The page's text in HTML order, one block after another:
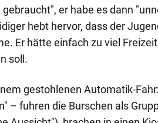
gebraucht", er habe es dann
hebt hervor, dass der
Er hätte einfach zu viel
soll.
gestohlenen Automatik-
– fuhren die Burschen als